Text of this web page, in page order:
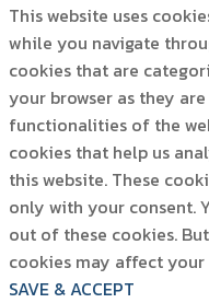
This website uses
while you navigate
cookies that are
your browser as they
functionalities of the
cookies that help us
this website. These
only with your consent.
out of these cookies.
cookies may affect your
SAVE & ACCEPT